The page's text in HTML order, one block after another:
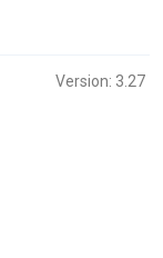
Version: 3.27